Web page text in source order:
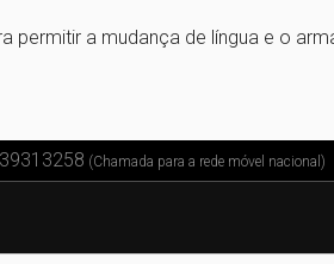
permitir a mudança de língua e o
(Chamada para a rede móvel nacional)